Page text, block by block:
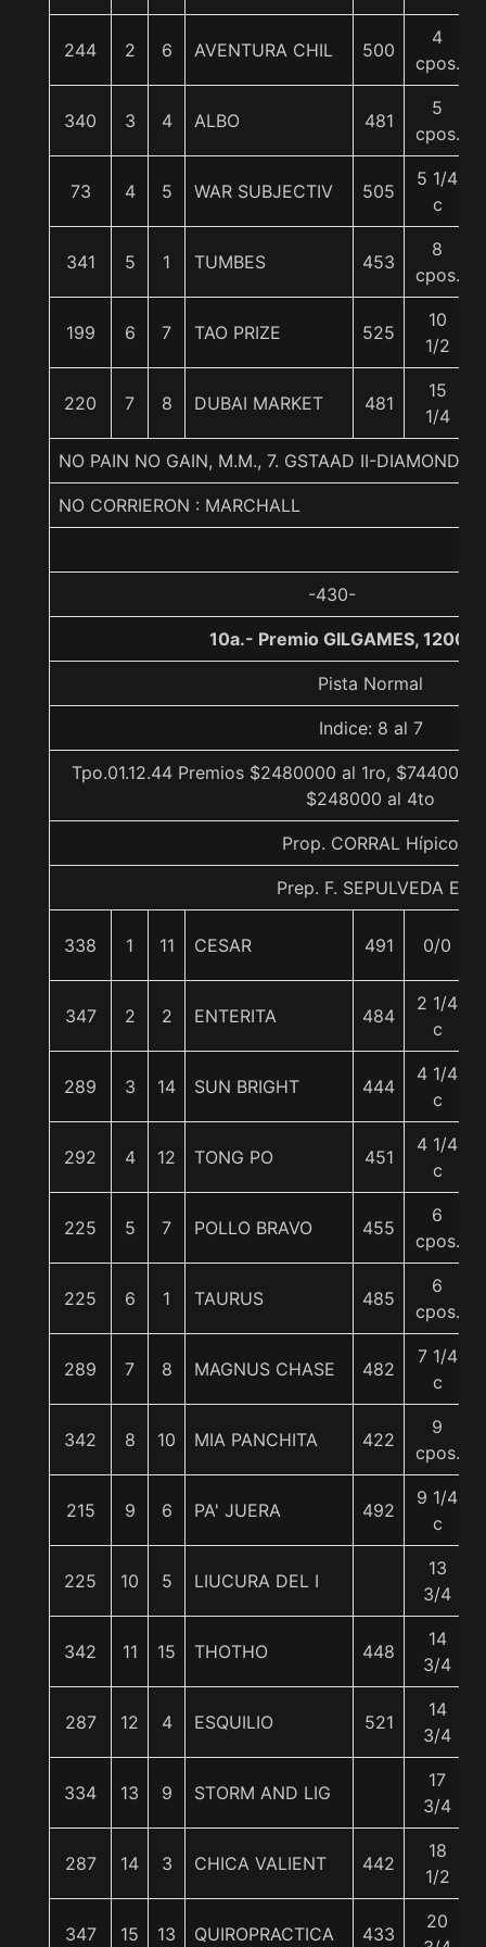
244 2 6 AVENTURA CHIL 500
4
cpos.
340 3 4 ALBO 481
5
cpos.
73 4 5 WAR SUBJECTIV 505
5 1/4
c
341 5 1 TUMBES 453
8
cpos.
199 6 7 TAO PRIZE 525
10
1/2
220 7 8 DUBAI MARKET 481
15
1/4
NO PAIN NO GAIN, M.M., 7. GSTAAD II-DIAMOND
NO CORRIERON : MARCHALL
-430-
10a.- Premio GILGAMES, 1200
Pista Normal
Indice: 8 al 7
Tpo.01.12.44 Premios $2480000 al 1ro, $744000
$248000 al 4to
Prop. CORRAL Hípico
Prep. F. SEPULVEDA E.
338 1 11 CESAR 491 0/0
347 2 2 ENTERITA 484
2 1/4
c
289 3 14 SUN BRIGHT 444
4 1/4
c
292 4 12 TONG PO 451
4 1/4
c
225 5 7 POLLO BRAVO 455
6
cpos.
225 6 1 TAURUS 485
6
cpos.
289 7 8 MAGNUS CHASE 482
7 1/4
c
342 8 10 MIA PANCHITA 422
9
cpos.
215 9 6 PA' JUERA 492
9 1/4
c
225 10 5 LIUCURA DEL I
13
3/4
342 11 15 THOTHO 448
14
3/4
287 12 4 ESQUILIO 521
14
3/4
334 13 9 STORM AND LIG
17
3/4
287 14 3 CHICA VALIENT 442
18
1/2
347 15 13 QUIROPRACTICA 433
20